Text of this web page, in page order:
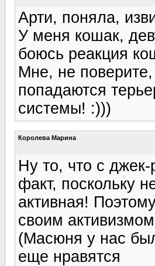
Арти, поняла,
У меня кошак,
боюсь реакция
Мне, не
попадаются
системы! :)))
Королева Марина
Ну то, что с джек-
факт, поскольку
активная!
своим
(Масюня у нас
еще нравятся